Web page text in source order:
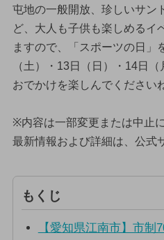
屯地の一般開放、珍しいサン
ど、大人も子供も楽しめるイ
ますので、「スポーツの日」
（土）・13日（日）・14日
おでかけを楽しんでください
※内容は一部変更または中止
最新情報および詳細は、公式
もくじ
【愛知県江南市】市